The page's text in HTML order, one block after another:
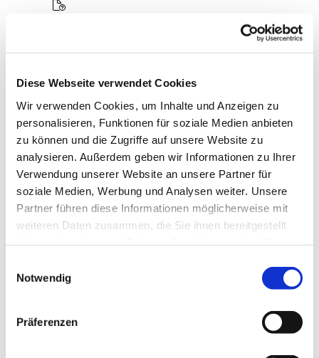
Diese Webseite verwendet Cookies
Wir verwenden Cookies, um Inhalte und Anzeigen zu
personalisieren, Funktionen für soziale Medien anbieten
zu können und die Zugriffe auf unsere Website zu
analysieren. Außerdem geben wir Informationen zu Ihrer
Verwendung unserer Website an unsere Partner für
soziale Medien, Werbung und Analysen weiter. Unsere
Partner führen diese Informationen möglicherweise mit
weiteren Daten zusammen, die Sie ihnen bereitgestellt
Notwendig
Präferenzen
Dies könnte Sie auch interessieren